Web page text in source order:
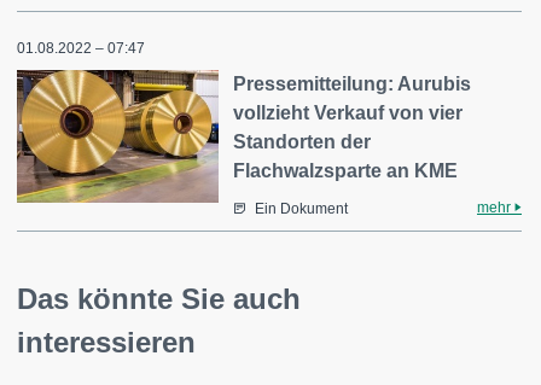
01.08.2022 – 07:47
Pressemitteilung: Aurubis
vollzieht Verkauf von vier
Standorten der
Flachwalzsparte an KME
Ein Dokument mehr
Das könnte Sie auch
interessieren